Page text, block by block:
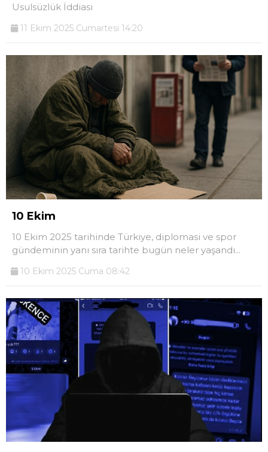
Usulsüzlük İddiası
11 Ekim 2025 Cumartesi 14:20
10 Ekim
10 Ekim 2025 tarihinde Türkiye, diplomasi ve spor
gündeminin yanı sıra tarihte bugün neler yaşandı...
10 Ekim 2025 Cuma 08:42